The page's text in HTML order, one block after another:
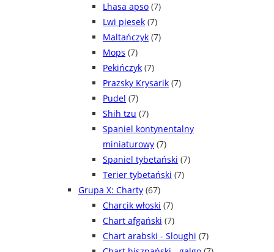
Lhasa apso (7)
Lwi piesek (7)
Maltańczyk (7)
Mops (7)
Pekińczyk (7)
Prazsky Krysarik (7)
Pudel (7)
Shih tzu (7)
Spaniel kontynentalny
miniaturowy (7)
Spaniel tybetański (7)
Terier tybetański (7)
Grupa X: Charty (67)
Charcik włoski (7)
Chart afgański (7)
Chart arabski - Sloughi (7)